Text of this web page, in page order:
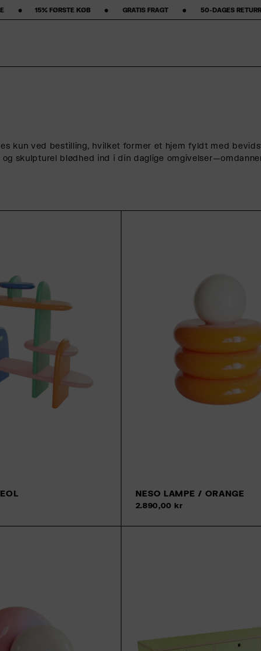
•‎ ‎ ‎ ‎ ‎ ‎ ‎ ‎ GRATIS FRAGT ‎ ‎ ‎ ‎ ‎ ‎ ‎ •‎ ‎ ‎ ‎ ‎ ‎ ‎ ‎ 50-DAGES RETURRET ‎ ‎ ‎ ‎ ‎ ‎ ‎ •‎ ‎ ‎ ‎ ‎ ‎ ‎ ‎ ★★★★★
kun ved bestilling, hvilket former et hjem fyldt med
skulpturel blødhed ind i din daglige
Tilføj til kurv
NESO LAMPE / ORANGE
2.890,00 kr